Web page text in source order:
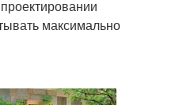
максимально